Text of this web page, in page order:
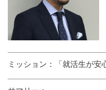
ミッション：「就活生が安